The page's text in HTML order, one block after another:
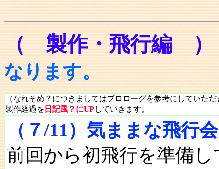
（ 製作・飛行編
なります。
（なれそめ？につきましてはプロローグを参考にしていた
製作経過を 日記風？にUPしていきます。
（７/11）気ままな飛行
前回から初飛行を準備